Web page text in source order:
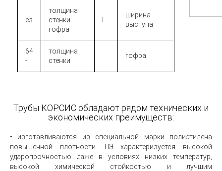
ез
толщина
стенки
гофра
ширина
выступа
64
-
толщина
стенки
гофра
Трубы КОРСИС обладают рядом технических и
экономических преимуществ:
• изготавливаются из специальной марки полиэтилена
повышенной плотности. ПЭ характеризуется высокой
ударопрочностью даже в условиях низких температур,
высокой химической стойкостью и лучшим